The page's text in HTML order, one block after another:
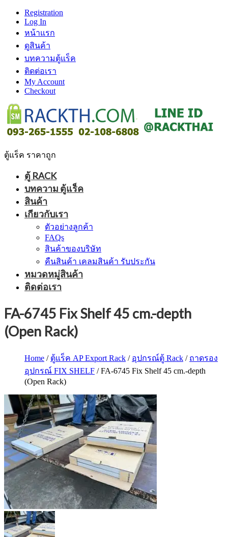
Registration
Log In
หน้าแรก
ดูสินค้า
บทความตู้แร็ค
ติดต่อเรา
My Account
Checkout
ตู้แร็ค ราคาถูก
ตู้ RACK
บทความ ตู้แร็ค
สินค้า
เกียวกับเรา
ตัวอย่างลูกค้า
FAQs
สินค้าของบริษัท
คืนสินค้า เคลมสินค้า รับประกัน
หมวดหมู่สินค้า
ติดต่อเรา
FA-6745 Fix Shelf 45 cm.-depth
(Open Rack)
Home / ตู้แร็ค AP Export Rack / อุปกรณ์ตู้ Rack / ถาดรอง
อุปกรณ์ FIX SHELF / FA-6745 Fix Shelf 45 cm.-depth
(Open Rack)